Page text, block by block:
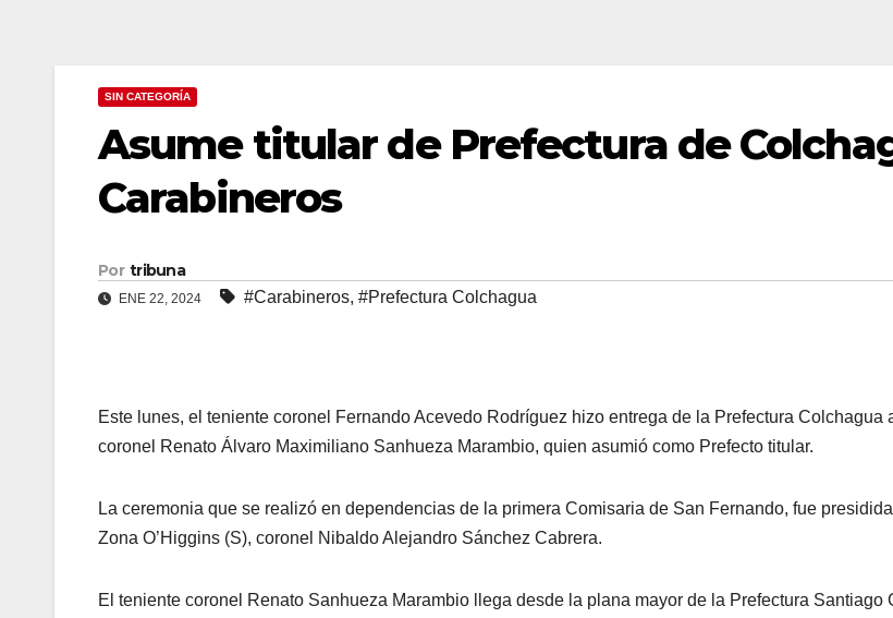
SIN CATEGORÍA
Asume titular de Prefectura de
Carabineros
Por tribuna
ENE 22, 2024 #Carabineros, #Prefectura Colchagua
Este lunes, el teniente coronel Fernando Acevedo Rodríguez hizo entrega de la Prefectura Colchagua
coronel Renato Álvaro Maximiliano Sanhueza Marambio, quien asumió como Prefecto titular.
La ceremonia que se realizó en dependencias de la primera Comisaria de San Fernando, fue
Zona O’Higgins (S), coronel Nibaldo Alejandro Sánchez Cabrera.
El teniente coronel Renato Sanhueza Marambio llega desde la plana mayor de la Prefectura Santiago